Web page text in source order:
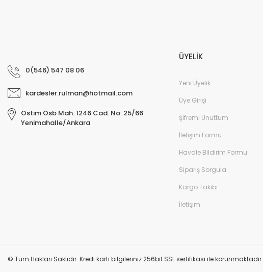
0(546) 547 08 06
kardesler.rulman@hotmail.com
Ostim Osb Mah. 1246 Cad. No: 25/66
Yenimahalle/Ankara
ÜYELİK
Yeni Üyelik
Üye Girişi
Şifremi Unuttum
İletişim Formu
Havale Bildirim Formu
Sipariş Sorgula
Kargo Takibi
İletişim
© Tüm Hakları Saklıdır. Kredi kartı bilgileriniz 256bit SSL sertifikası ile korunmaktadır.